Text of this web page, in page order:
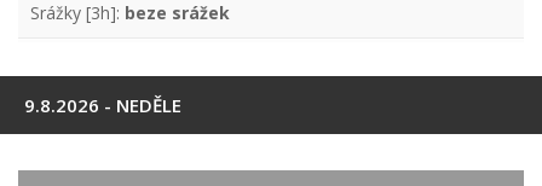
Srážky [3h]: beze srážek
9.8.2026 - NEDĚLE